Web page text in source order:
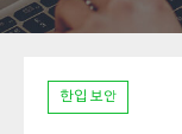
한입 보안